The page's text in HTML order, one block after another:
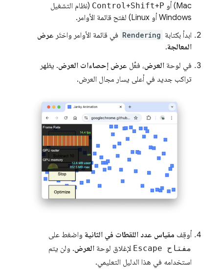
Mac) أو
Control +Shift+P
(نظام التشغيل
Windows أو Linux) لفتح قائمة الأوامر.
ابدأ بكتابة Rendering في قائمة الأوامر واختَر عرض
المعالجة.
في لوحة العرض، فعِّل عرض إحصاءات العرض. يظهر
تراكب جديد في أعلى يسار مجال العرض.
أوقِف مقياس عدد اللقطات في الثانية واضغط على
مفتاح Escape لإغلاق لوحة العرض. ولن يتم
استخدامه في هذا الدليل التعليمي.